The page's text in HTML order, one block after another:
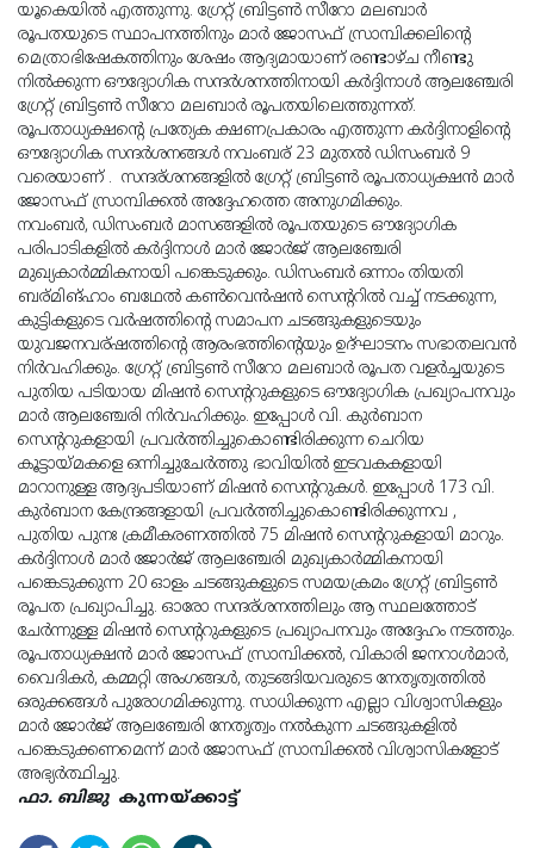
യൂകെയിൽ എത്തുന്നു. ഗ്രേറ്റ് ബ്രിട്ടൺ സീറോ മലബാർ
രൂപതയുടെ സ്ഥാപനത്തിനും മാർ ജോസഫ് സ്രാമ്പിക്കലിന്റെ
മെത്രാഭിഷേകത്തിനും ശേഷം ആദ്യമായാണ് രണ്ടാഴ്ച നീണ്ടു
നിൽക്കുന്ന ഔദ്യോഗിക സന്ദർശനത്തിനായി കർദ്ദിനാൾ ആലഞ്ചേരി
ഗ്രേറ്റ് ബ്രിട്ടൺ സീറോ മലബാർ രൂപതയിലെത്തുന്നത്.
രൂപതാധ്യക്ഷന്റെ പ്രത്യേക ക്ഷണപ്രകാരം എത്തുന്ന കർദ്ദിനാളിന്റെ
ഔദ്യോഗിക സന്ദർശനങ്ങൾ നവംബര് 23 മുതൽ ഡിസംബർ 9
വരെയാണ് . സന്ദര്ശനങ്ങളിൽ ഗ്രേറ്റ് ബ്രിട്ടൺ രൂപതാധ്യക്ഷൻ മാർ
ജോസഫ് സ്രാമ്പിക്കൽ അദ്ദേഹത്തെ അനുഗമിക്കും.
നവംബർ, ഡിസംബർ മാസങ്ങളിൽ രൂപതയുടെ ഔദ്യോഗിക
പരിപാടികളിൽ കർദ്ദിനാൾ മാർ ജോർജ് ആലഞ്ചേരി
മുഖ്യകാർമ്മികനായി പങ്കെടുക്കും. ഡിസംബർ ഒന്നാം തിയതി
ബര്മിങ്ഹാം ബഥേൽ കൺവെൻഷൻ സെന്ററിൽ വച്ച് നടക്കുന്ന,
കുട്ടികളുടെ വർഷത്തിന്റെ സമാപന ചടങ്ങുകളുടെയും
യുവജനവര്ഷത്തിന്റെ ആരംഭത്തിന്റെയും ഉദ്‌ഘാടനം സഭാതലവൻ
നിർവഹിക്കും. ഗ്രേറ്റ് ബ്രിട്ടൺ സീറോ മലബാർ രൂപത വളർച്ചയുടെ
പുതിയ പടിയായ മിഷൻ സെന്ററുകളുടെ ഔദ്യോഗിക പ്രഖ്യാപനവും
മാർ ആലഞ്ചേരി നിർവഹിക്കും. ഇപ്പോൾ വി. കുർബാന
സെന്ററുകളായി പ്രവർത്തിച്ചുകൊണ്ടിരിക്കുന്ന ചെറിയ
കൂട്ടായ്മകളെ ഒന്നിച്ചുചേർത്തു ഭാവിയിൽ ഇടവകകളായി
മാറാനുള്ള ആദ്യപടിയാണ് മിഷൻ സെന്ററുകൾ. ഇപ്പോൾ 173 വി.
കുർബാന കേന്ദ്രങ്ങളായി പ്രവർത്തിച്ചുകൊണ്ടിരിക്കുന്നവ ,
പുതിയ പുനഃ ക്രമീകരണത്തിൽ 75 മിഷൻ സെന്ററുകളായി മാറും.
കർദ്ദിനാൾ മാർ ജോർജ് ആലഞ്ചേരി മുഖ്യകാർമ്മികനായി
പങ്കെടുക്കുന്ന 20 ഓളം ചടങ്ങുകളുടെ സമയക്രമം ഗ്രേറ്റ് ബ്രിട്ടൺ
രൂപത പ്രഖ്യാപിച്ചു. ഓരോ സന്ദര്ശനത്തിലും ആ സ്ഥലത്തോട്
ചേർന്നുള്ള മിഷൻ സെന്ററുകളുടെ പ്രഖ്യാപനവും അദ്ദേഹം നടത്തും.
രൂപതാധ്യക്ഷൻ മാർ ജോസഫ് സ്രാമ്പിക്കൽ, വികാരി ജനറാൾമാർ,
വൈദികർ, കമ്മറ്റി അംഗങ്ങൾ, തുടങ്ങിയവരുടെ നേതൃത്വത്തിൽ
ഒരുക്കങ്ങൾ പുരോഗമിക്കുന്നു. സാധിക്കുന്ന എല്ലാ വിശ്വാസികളും
മാർ ജോർജ് ആലഞ്ചേരി നേതൃത്വം നൽകുന്ന ചടങ്ങുകളിൽ
പങ്കെടുക്കണമെന്ന് മാർ ജോസഫ് സ്രാമ്പിക്കൽ വിശ്വാസികളോട്
അഭ്യർത്ഥിച്ചു.
ഫാ. ബിജു കുന്നയ്‌ക്കാട്ട്